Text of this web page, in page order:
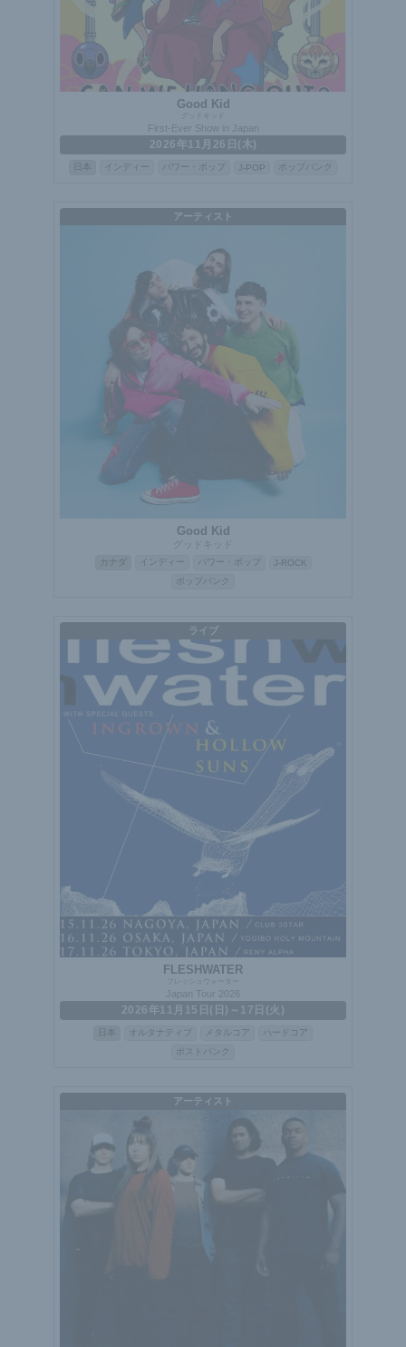
Good Kid
First-Ever Show in Japan
2026年11月26日(木)
インディー パワー・ポップ J-POP ポップパンク
アーティスト
Good Kid
グッドキッド
カナダ インディー パワー・ポップ
J-ROCK
ポップパンク
ライブ
FLESHWATER
フレッシュウォーター
Japan Tour 2026
2026年11月15日(日)～17日(火)
オルタナティブ メタルコア
ハードコア
ポストパンク
アーティスト